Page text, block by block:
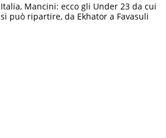
Italia, Mancini: ecco gli Under 23 da cui
si può ripartire, da Ekhator a Favasuli